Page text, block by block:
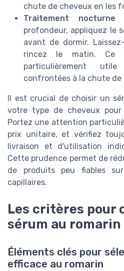
chute de cheveux en les
Traitement nocturne
profondeur, appliquez le
avant de dormir.
rincez le matin. Ce
particulièrement
confrontées à la chute de
Il est crucial de choisir un
votre type de cheveux
Portez une attention
prix unitaire, et vérifiez
livraison et d'utilisation
Cette prudence permet de
de produits peu fiables
capillaires.
Les critères pour
sérum au romarin
Éléments clés pour
efficace au romarin